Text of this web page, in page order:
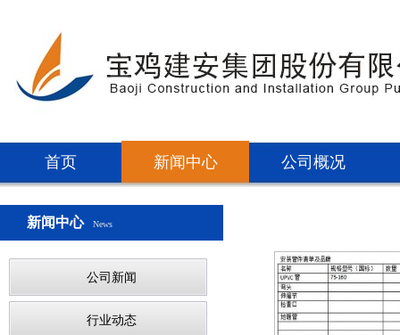
首页 新闻中心 公司概况
新闻中心 News
公司新闻
行业动态